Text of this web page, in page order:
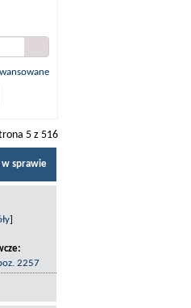
5 z 516
sprawie
2257